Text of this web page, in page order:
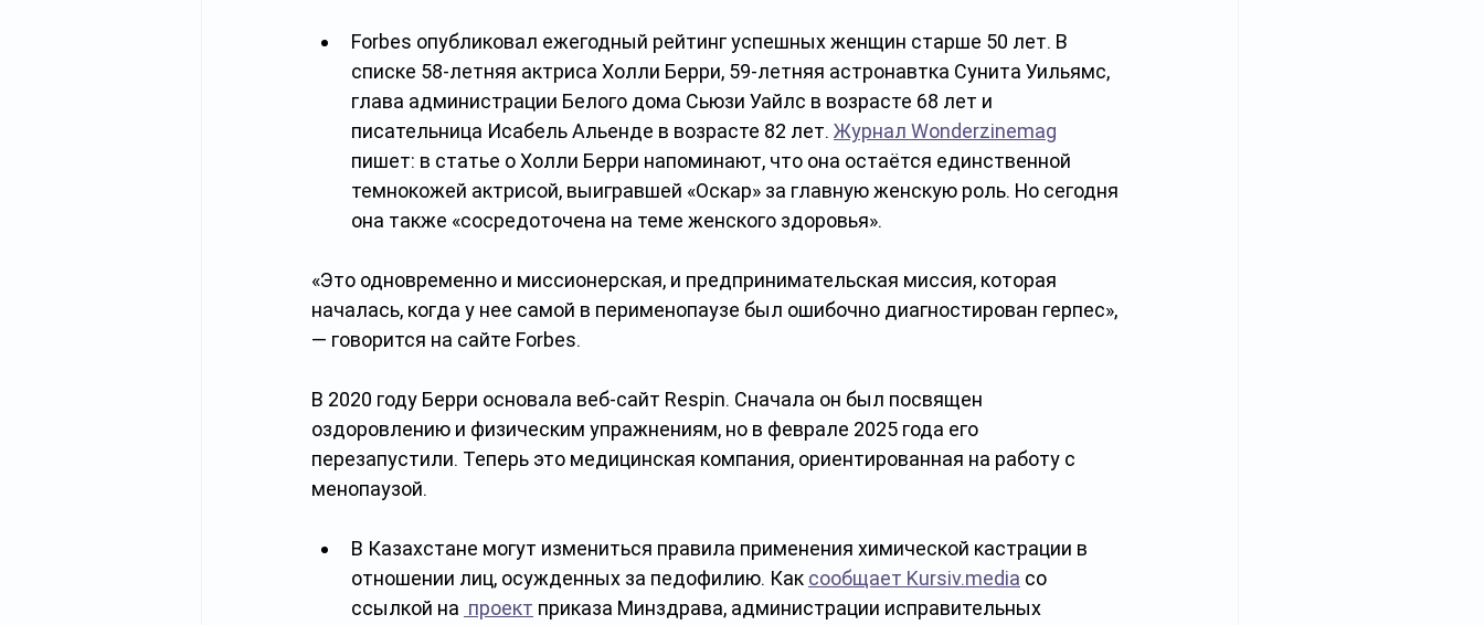
Forbes опубликовал ежегодный рейтинг успешных женщин старше 50 лет. В
списке 58-летняя актриса Холли Берри, 59-летняя астронавтка Сунита Уильямс,
глава администрации Белого дома Сьюзи Уайлс в возрасте 68 лет и
писательница Исабель Альенде в возрасте 82 лет. Журнал Wonderzinemag
пишет: в статье о Холли Берри напоминают, что она остаётся единственной
темнокожей актрисой, выигравшей «Оскар» за главную женскую роль. Но сегодня
она также «сосредоточена на теме женского здоровья».
«Это одновременно и миссионерская, и предпринимательская миссия, которая
началась, когда у нее самой в перименопаузе был ошибочно диагностирован герпес»,
— говорится на сайте Forbes.
В 2020 году Берри основала веб-сайт Respin. Сначала он был посвящен
оздоровлению и физическим упражнениям, но в феврале 2025 года его
перезапустили. Теперь это медицинская компания, ориентированная на работу с
менопаузой.
В Казахстане могут измениться правила применения химической кастрации в
отношении лиц, осужденных за педофилию. Как сообщает Kursiv.media со
ссылкой на проект приказа Минздрава, администрации исправительных